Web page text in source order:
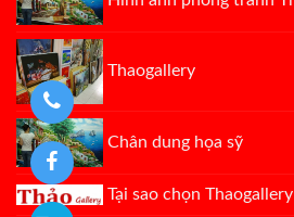
Thaogallery
Chân dung họa sỹ
Tại sao chọn Thaogallery